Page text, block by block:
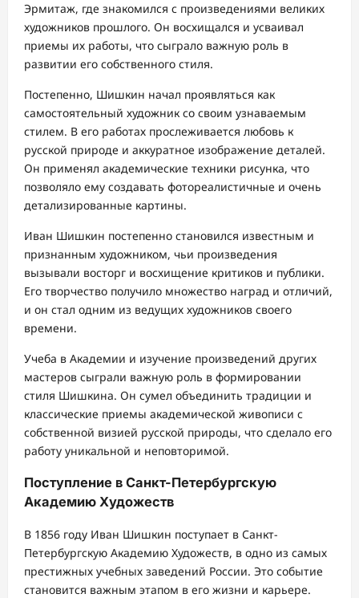
Эрмитаж, где знакомился с произведениями великих
художников прошлого. Он восхищался и усваивал
приемы их работы, что сыграло важную роль в
развитии его собственного стиля.
Постепенно, Шишкин начал проявляться как
самостоятельный художник со своим узнаваемым
стилем. В его работах прослеживается любовь к
русской природе и аккуратное изображение деталей.
Он применял академические техники рисунка, что
позволяло ему создавать фотореалистичные и очень
детализированные картины.
Иван Шишкин постепенно становился известным и
признанным художником, чьи произведения
вызывали восторг и восхищение критиков и публики.
Его творчество получило множество наград и отличий,
и он стал одним из ведущих художников своего
времени.
Учеба в Академии и изучение произведений других
мастеров сыграли важную роль в формировании
стиля Шишкина. Он сумел объединить традиции и
классические приемы академической живописи с
собственной визией русской природы, что сделало его
работу уникальной и неповторимой.
Поступление в Санкт-Петербургскую
Академию Художеств
В 1856 году Иван Шишкин поступает в Санкт-
Петербургскую Академию Художеств, в одно из самых
престижных учебных заведений России. Это событие
становится важным этапом в его жизни и карьере.